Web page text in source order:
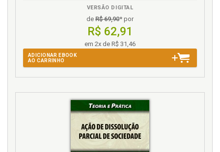
Humberto Dalla Bernardina de Pinho. A
homologação de sentença es-trangeira no novo
Código de Processo Civil. Humberto Dalla Bernardina
de Pinho/Flávia Pereira Hill, p. 319
Incidente. Breves notas sobre o incidente de
Gonçalves/Rodrigo Mazzei, p. 289
Incidente. Breves notas sobre o incidente de
assunção de competência. Tiago Figueiredo
Gonçalves/Rodrigo Mazzei, p. 281
VERSÃO DIGITAL
de R$ 69,90* por
R$ 62,91
em 2x de R$ 31,46
ADICIONAR EBOOK
AO CARRINHO